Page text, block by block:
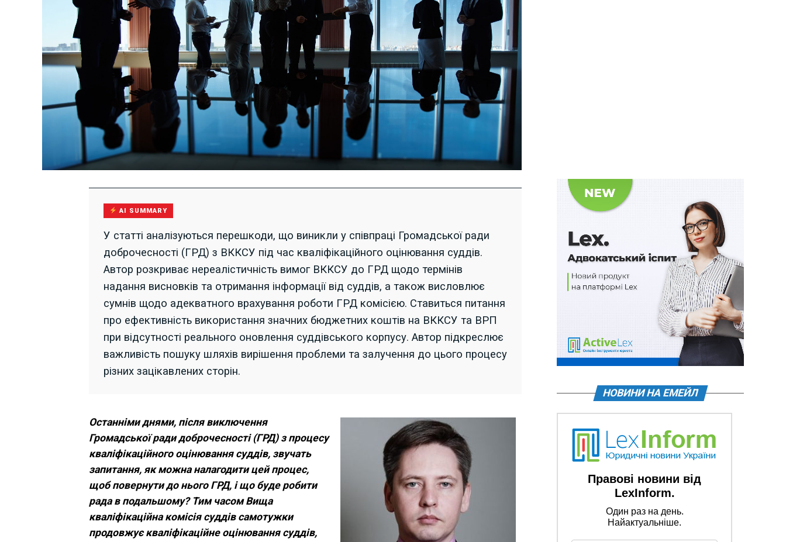
AI SUMMARY
У статті аналізуються перешкоди, що виникли у співпраці Громадської ради
доброчесності (ГРД) з ВККСУ під час кваліфікаційного оцінювання суддів.
Автор розкриває нереалістичність вимог ВККСУ до ГРД щодо термінів
надання висновків та отримання інформації від суддів, а також висловлює
сумнів щодо адекватного врахування роботи ГРД комісією. Ставиться питання
про ефективність використання значних бюджетних коштів на ВККСУ та ВРП
при відсутності реального оновлення суддівського корпусу. Автор підкреслює
важливість пошуку шляхів вирішення проблеми та залучення до цього процесу
різних зацікавлених сторін.
Останніми днями, після виключення
Громадської ради доброчесності (ГРД) з процесу
кваліфікаційного оцінювання суддів, звучать
запитання, як можна налагодити цей процес,
щоб повернути до нього ГРД, і що буде робити
рада в подальшому? Тим часом Вища
кваліфікаційна комісія суддів самотужки
продовжує кваліфікаційне оцінювання суддів,
НОВИНИ НА ЕМЕЙЛ
Правові новини від
LexInform.
Один раз на день.
Найактуальніше.